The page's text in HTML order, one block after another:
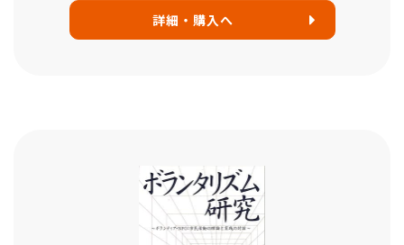
詳細・購入へ